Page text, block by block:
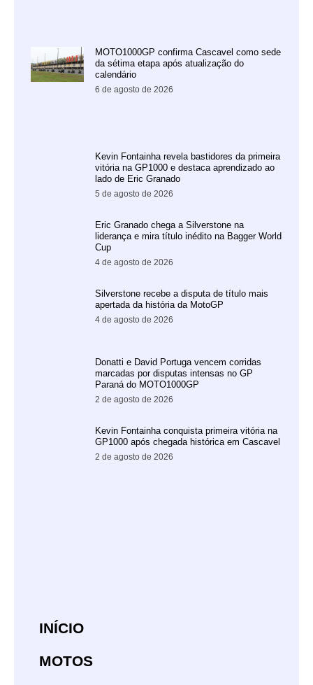
MOTO1000GP confirma Cascavel como sede
da sétima etapa após atualização do
calendário
6 de agosto de 2026
Kevin Fontainha revela bastidores da primeira
vitória na GP1000 e destaca aprendizado ao
lado de Eric Granado
5 de agosto de 2026
Eric Granado chega a Silverstone na
liderança e mira título inédito na Bagger World
Cup
4 de agosto de 2026
Silverstone recebe a disputa de título mais
apertada da história da MotoGP
4 de agosto de 2026
Donatti e David Portuga vencem corridas
marcadas por disputas intensas no GP
Paraná do MOTO1000GP
2 de agosto de 2026
Kevin Fontainha conquista primeira vitória na
GP1000 após chegada histórica em Cascavel
2 de agosto de 2026
INÍCIO
MOTOS